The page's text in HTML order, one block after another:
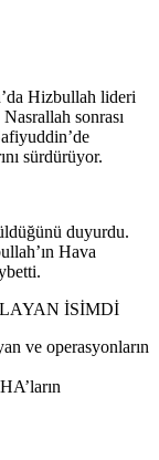
Hizbullah lideri
sonrası
sürdürüyor.
duyurdu.
Hava
İSİMDİ
ve operasyonların